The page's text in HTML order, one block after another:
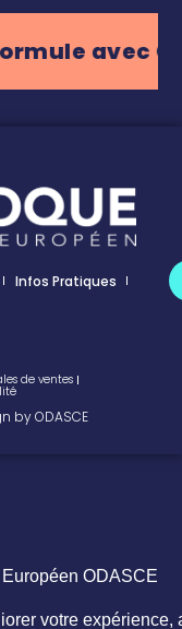
avec
Infos Pratiques
by ODASCE
de ventes